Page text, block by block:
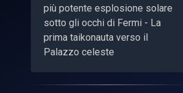
più potente esplosione solare
sotto gli occhi di Fermi - La
prima taikonauta verso il
Palazzo celeste